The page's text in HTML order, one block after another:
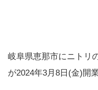
岐阜県恵那市にニトリ
が2024年3月8日(金)開